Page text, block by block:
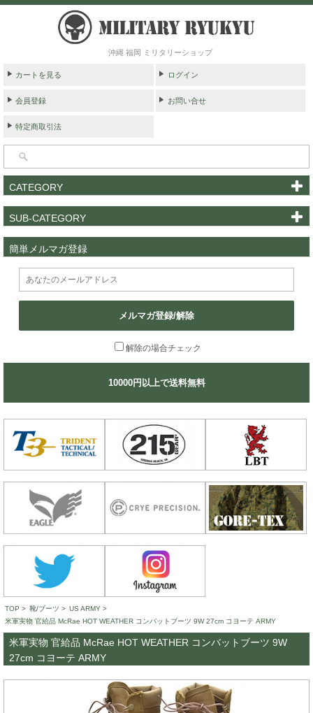
沖縄 福岡 ミリタリーショップ
カートを見る ログイン
会員登録 お問い合せ
特定商取引法
CATEGORY
SUB-CATEGORY
簡単メルマガ登録
メルマガ登録/解除
解除の場合チェック
10000円以上で送料無料
TOP > 靴/ブーツ > US ARMY >
米軍実物 官給品 McRae HOT WEATHER コンバットブーツ 9W 27cm コヨーテ ARMY
米軍実物 官給品 McRae HOT WEATHER コンバットブーツ 9W
27cm コヨーテ ARMY